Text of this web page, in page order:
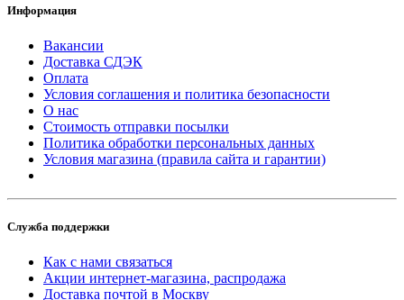
Информация
Вакансии
Доставка СДЭК
Оплата
Условия соглашения и политика безопасности
О нас
Стоимость отправки посылки
Политика обработки персональных данных
Условия магазина (правила сайта и гарантии)
Служба поддержки
Как с нами связаться
Акции интернет-магазина, распродажа
Доставка почтой в Москву